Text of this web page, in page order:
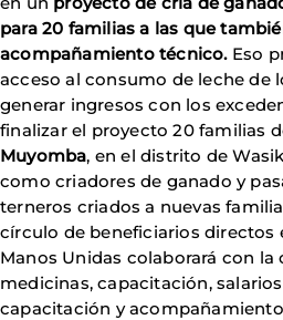
para 20 familias a las que
acompañamiento técnico.Eso
acceso al consumo de leche de
generar ingresos con los
finalizar el proyecto 20 familias
Muyomba, en el distrito de
como criadores de ganado y
terneros criados a nuevas
círculo de beneficiarios directos
Manos Unidas colaborará con
medicinas, capacitación,
capacitación y